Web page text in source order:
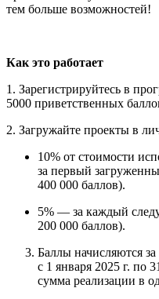
тем больше возможностей!
Как это работает
1. Зарегистрируйтесь в
5000 приветственных
2. Загружайте проекты в
10% от стоимости
за первый
400 000 баллов).
5% — за каждый
200 000 баллов).
Баллы начисляются
с 1 января 2025 г. по
сумма реализации в